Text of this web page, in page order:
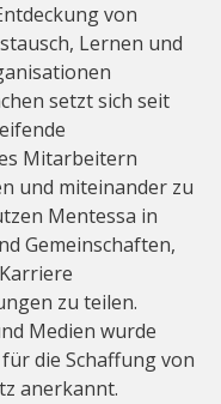
von
Lernen und
setzt sich seit
Mitarbeitern
und miteinander zu
Mentessa in
Gemeinschaften,
zu teilen.
Medien wurde
die Schaffung von
anerkannt.